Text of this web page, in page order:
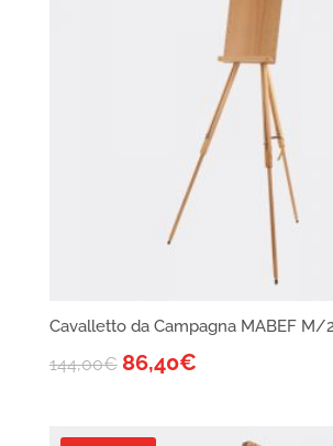
Cavalletto da Campagna MABEF M/
144,00€ 86,40€